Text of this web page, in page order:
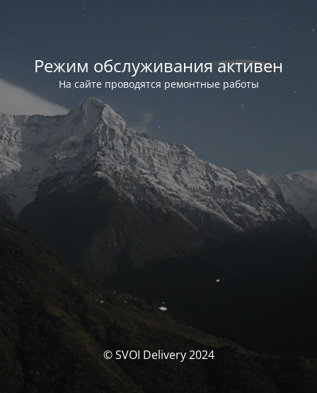
Режим обслуживания активен
На сайте проводятся ремонтные работы
© SVOI Delivery 2024